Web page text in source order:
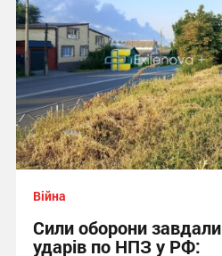
Війна
Сили оборони завдали
ударів по НПЗ у РФ: